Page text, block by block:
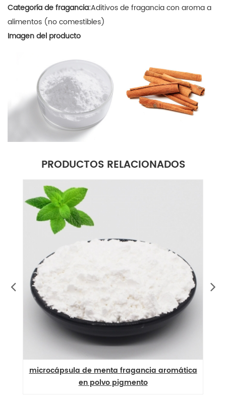
Categoría de fragancia:Aditivos de fragancia con aroma a
alimentos (no comestibles)
Imagen del producto
PRODUCTOS RELACIONADOS
microcápsula de menta fragancia aromática
en polvo pigmento